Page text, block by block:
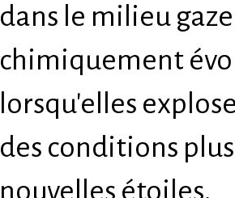
dans le milieu
chimiquement
lorsqu'elles
des conditions
nouvelles étoiles.